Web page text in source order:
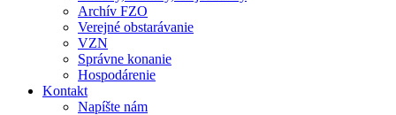
Archív FZO
Verejné obstarávanie
VZN
Správne konanie
Hospodárenie
Kontakt
Napíšte nám